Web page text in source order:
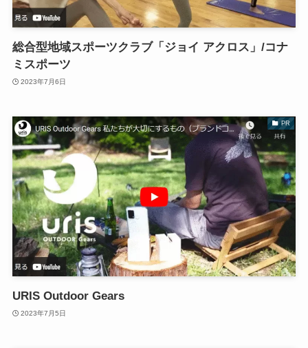
総合型地域スポーツクラブ「ジョイ アクロス」/コナ
ミスポーツ
2023年7月6日
PR
URIS Outdoor Gears
2023年7月5日